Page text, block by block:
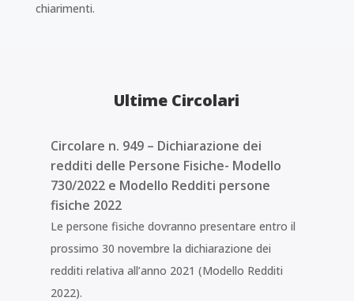
chiarimenti.
Ultime Circolari
Circolare n. 949 – Dichiarazione dei
redditi delle Persone Fisiche- Modello
730/2022 e Modello Redditi persone
fisiche 2022
Le persone fisiche dovranno presentare entro il
prossimo 30 novembre la dichiarazione dei
redditi relativa all’anno 2021 (Modello Redditi
2022).